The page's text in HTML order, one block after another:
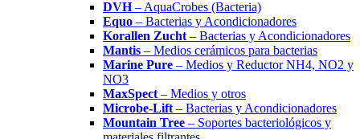
DVH– AquaCrobes (Bacteria)
Equo – Bacterias y Acondicionadores
Korallen Zucht – Bacterias y Acondicionadores
Mantis – Medios cerámicos para bacterias
Marine Pure – Medios y Reductor NH4, NO2 y
NO3
MaxSpect – Medios y otros
Microbe-Lift – Bacterias y Acondicionadores
Mountain Tree – Soportes bacteriológicos y